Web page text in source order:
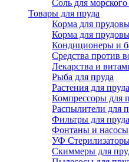
Соль для
Товары для пруда
Корма для
Корма для
Кондиционеры и
Средства против
Лекарства и
Рыба для пруда
Растения для пруда
Компрессоры для
Распылители для
Фильтры для пруда
Фонтаны и насосы
УФ
Скиммеры для